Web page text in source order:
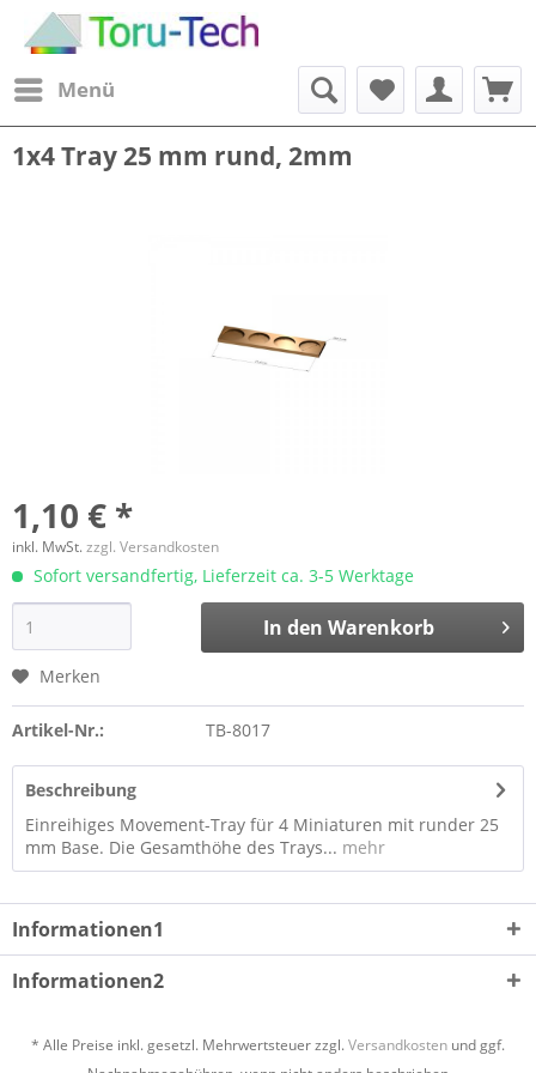
Menü
1x4 Tray 25 mm rund, 2mm
1,10 € *
inkl. MwSt.zzgl. Versandkosten
Sofort versandfertig, Lieferzeit ca. 3-5 Werktage
In den Warenkorb
Merken
Artikel-Nr.: TB-8017
Beschreibung
Einreihiges Movement-Tray für 4 Miniaturen mit runder 25
mm Base. Die Gesamthöhe des Trays... mehr
Informationen1
Informationen2
* Alle Preise inkl. gesetzl. Mehrwertsteuer zzgl.Versandkosten und ggf.